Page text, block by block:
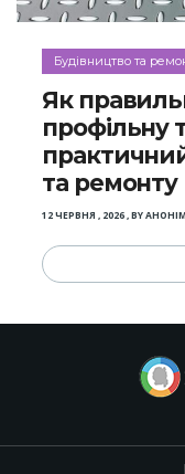
Будівництво та
Як
профільну
та ремонту
12 ЧЕРВНЯ , 2026,BY